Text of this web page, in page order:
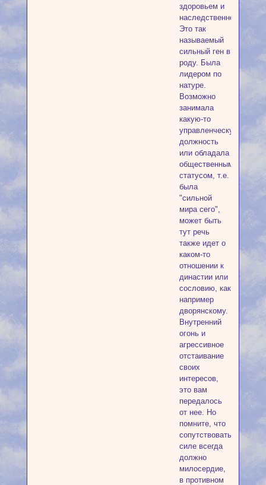
здоровьем и
наследственностью.
Это так
называемый
сильный ген в
роду. Была
лидером по
натуре.
Возможно
занимала
какую-то
управленческую
должность
или обладала
общественным
статусом, т.е.
была
"сильной
мира сего",
может быть
тут речь
также идет о
каком-то
отношении к
династии или
сословию, как
например
дворянскому.
Внутренний
огонь и
агрессивное
отстаивание
своих
интересов,
это вам
передалось
от нее. Но
помните, что
сопутствовать
силе всегда
должно
милосердие,
в противном